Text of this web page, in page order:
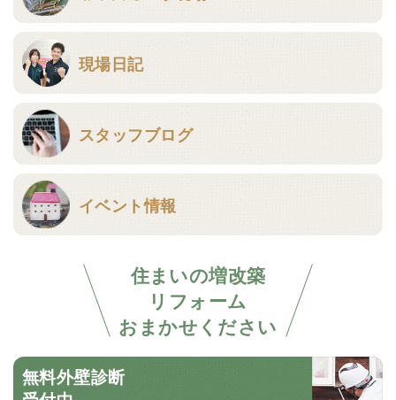
現場日記
スタッフブログ
イベント情報
住まいの増改築
リフォーム
おまかせください
無料外壁診断